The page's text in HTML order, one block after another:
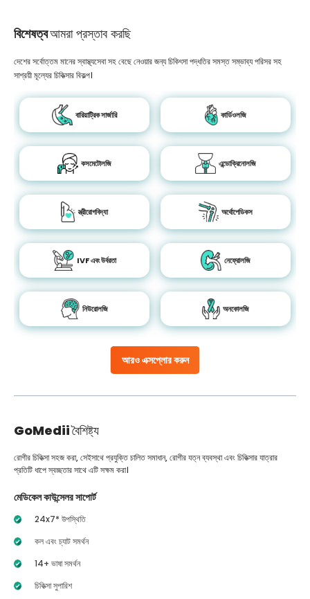
বিশেষত্বআমরা প্রস্তাব করছি
আরও এক্সপ্লোর করুন
দেশের সর্বোত্তম মানের স্বাস্থ্যসেবা সহ বেছে নেওয়ার জন্য চিকিৎসা পদ্ধতির সমস্ত সম্ভাব্য পরিসর সহ
সাশ্রয়ী মূল্যের চিকিত্সার বিকল্প।
বারিয়াট্রিক সার্জারি কার্ডিওলজি
কসমেটোলজি এন্ডোক্রিনোলজি
স্ত্রীরোগবিদ্যা অর্থোপেডিকস
IVF এবং উর্বরতা নেফ্রোলজি
নিউরোলজি অনকোলজি
GoMediiবৈশিষ্ট্য
রোগীর চিকিত্সা সহজ করা, সেইসাথে প্রযুক্তি চালিত সমাধান, রোগীর যত্ন ব্যবস্থা এবং চিকিত্সার যাত্রার
প্রতিটি ধাপে স্বচ্ছতার সাথে এটি সক্ষম করা।
মেডিকেল কাউন্সেলর সাপোর্ট
24x7* উপস্থিতি
কল এবং চ্যাট সমর্থন
14+ ভাষা সমর্থন
চিকিত্সা সুপারিশ